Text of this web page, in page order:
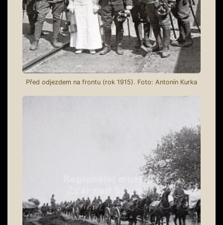
Před odjezdem na frontu (rok 1915). Foto: Antonín Kurka